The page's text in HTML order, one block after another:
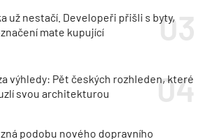
už nestačí. Developeři přišli s byty,
mate kupující
výhledy: Pět českých rozhleden, které
svou architekturou
podobu nového dopravního